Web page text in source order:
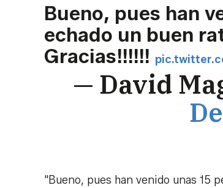
Bueno, pues han
echado un buen
Gracias!!!!!!
— David
"Bueno, pues han venido unas 15